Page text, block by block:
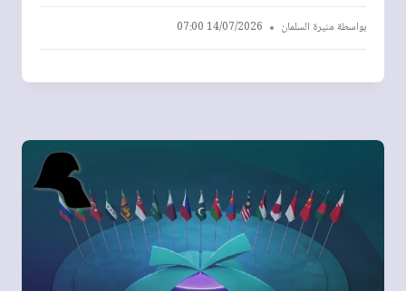
بواسطةمنيرة السلمان 14/07/2026 07:00